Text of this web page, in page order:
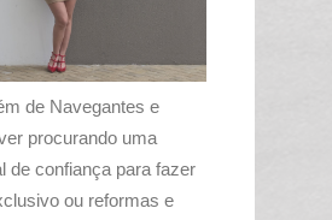
de Navegantes e
procurando uma
de confiança para fazer
ou reformas e